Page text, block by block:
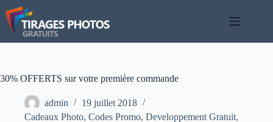
Passer
au
contenu
30% OFFERTS sur votre première commande
admin
19 juillet 2018
Cadeaux Photo, Codes Promo, Developpement Gratuit,